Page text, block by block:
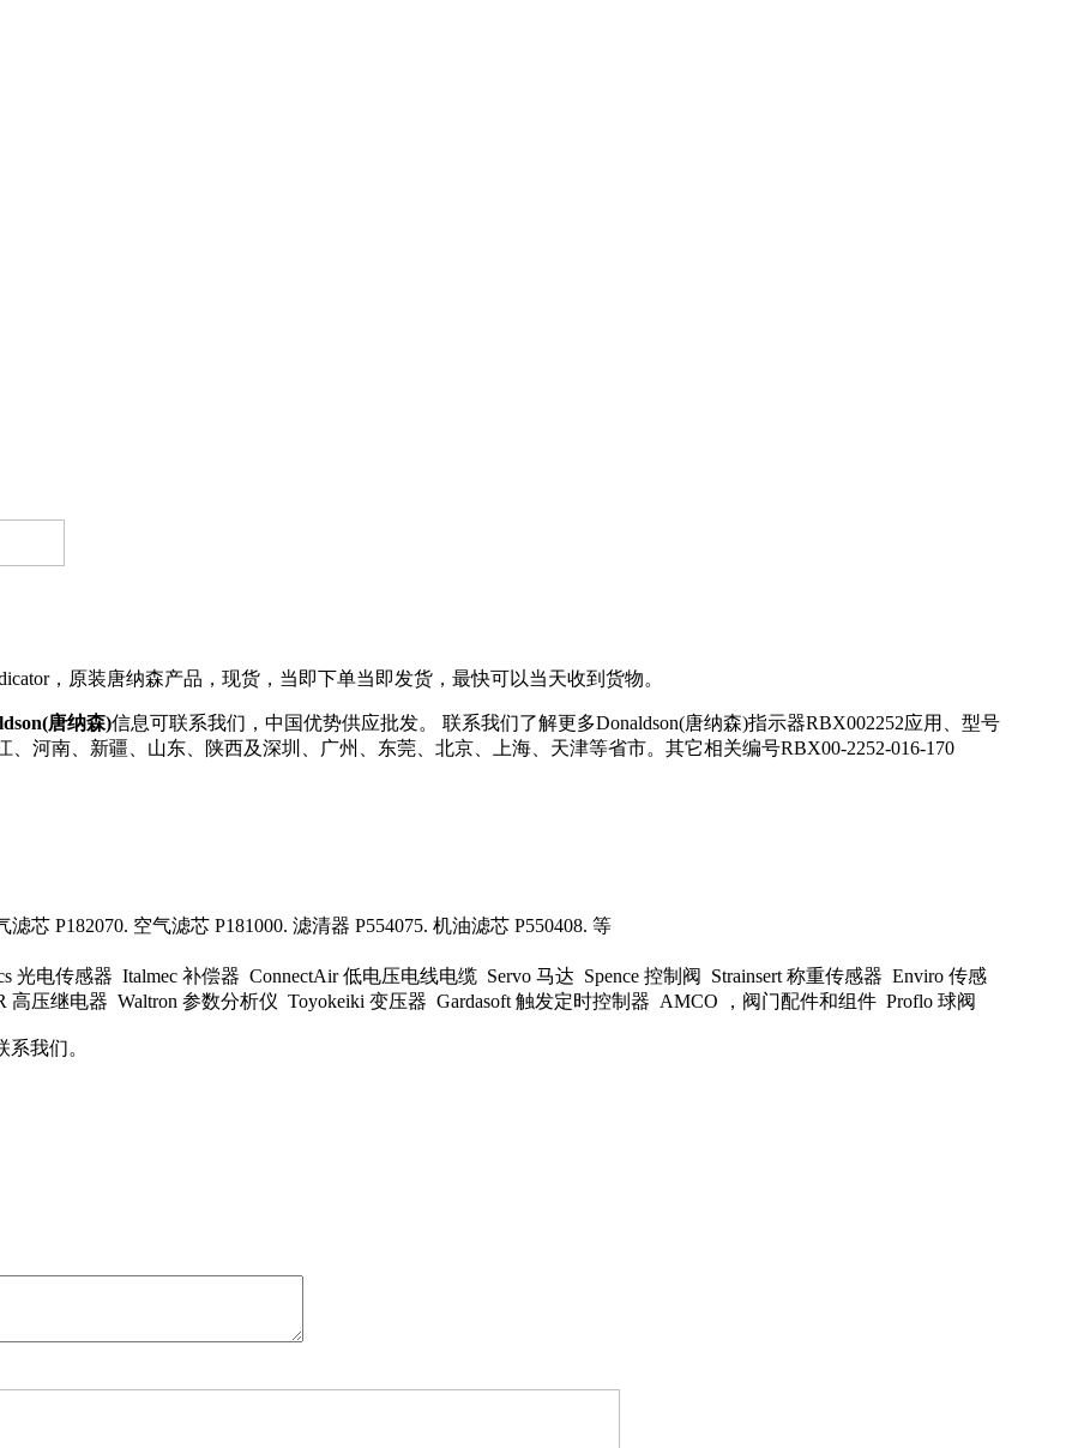
，原装唐纳森产品，现货，当即下单当即发货，最快可以当天收到货物。
唐纳森)信息可联系我们，中国优势供应批发。 联系我们了解更多Donaldson(唐纳森)指示器RBX002252应用、型号
河南、新疆、山东、陕西及深圳、广州、东莞、北京、上海、天津等省市。其它相关编号RBX00-2252-016-170
芯 P182070. 空气滤芯 P181000. 滤清器 P554075. 机油滤芯 P550408. 等
光电传感器 Italmec 补偿器 ConnectAir 低电压电线电缆 Servo 马达 Spence 控制阀 Strainsert 称重传感器 Enviro 传感
压继电器 Waltron 参数分析仪 Toyokeiki 变压器 Gardasoft 触发定时控制器 AMCO ，阀门配件和组件 Proflo 球阀
我们。